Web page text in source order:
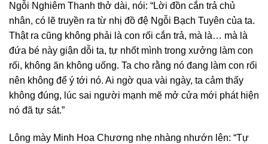
Ngỗi Nghiêm Thanh thở dài, nói: “Lời đồn cắn trả chủ
nhân, có lẽ truyền ra từ nhị đồ đệ Ngỗi Bạch Tuyên của ta.
Thật ra cũng không phải là con rối cắn trả, mà là… mà là
đứa bé này giận dỗi ta, tự nhốt mình trong xưởng làm con
rối, không ăn không uống. Ta cho rằng nó đang làm con rối
nên không để ý tới nó. Ai ngờ qua vài ngày, ta cảm thấy
không đúng, lúc sai người mạnh mẽ mở cửa mới phát hiện
nó đã tự sát.”
Lông mày Minh Hoa Chương nhẹ nhàng nhướn lên: “Tự